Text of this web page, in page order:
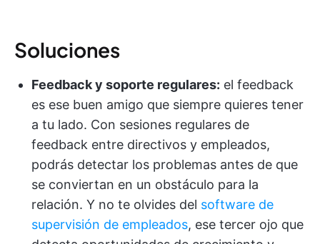
Soluciones
Feedback y soporte regulares: el feedback
es ese buen amigo que siempre quieres tener
a tu lado. Con sesiones regulares de
feedback entre directivos y empleados,
podrás detectar los problemas antes de que
se conviertan en un obstáculo para la
relación. Y no te olvides del software de
supervisión de empleados, ese tercer ojo que